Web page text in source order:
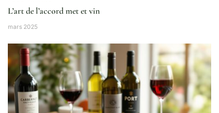
L’art de l’accord met et vin
mars 2025